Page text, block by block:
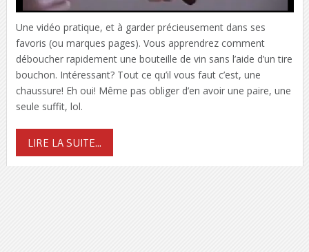
Une vidéo pratique, et à garder précieusement dans ses
favoris (ou marques pages). Vous apprendrez comment
déboucher rapidement une bouteille de vin sans l’aide d’un tire
bouchon. Intéressant? Tout ce qu’il vous faut c’est, une
chaussure! Eh oui! Même pas obliger d’en avoir une paire, une
seule suffit, lol.
LIRE LA SUITE...